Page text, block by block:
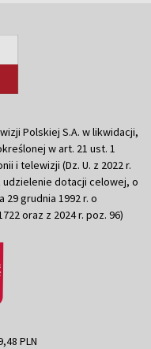
Polskiej S.A. w likwidacji,
w art. 21 ust. 1
i telewizji (Dz. U. z 2022 r.
udzielenie dotacji celowej, o
grudnia 1992 r. o
oraz z 2024 r. poz. 96)
PLN